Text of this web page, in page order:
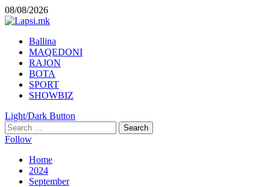
Skip
to
08/08/2026
Primary
Menu
Ballina
MAQEDONI
RAJON
BOTA
SPORT
SHOWBIZ
Light/Dark Button
Search
for:
Follow
Home
2024
September